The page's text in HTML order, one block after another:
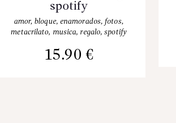
spotify
amor,bloque, enamorados, fotos,
metacrilato, musica, regalo,spotify
15.90 €